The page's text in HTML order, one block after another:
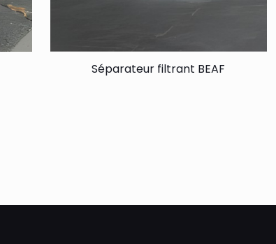
Séparateur filtrant BEAF